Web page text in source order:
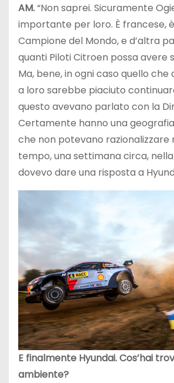
AM.“Non saprei. Sicuramente
importante per loro. È francese,
Campione del Mondo, e d’altra
quanti Piloti Citroen possa
Ma, bene, in ogni caso quello che
a loro sarebbe piaciuto
questo avevano parlato con la
Certamente hanno una
che non potevano razionalizzare
tempo, una settimana circa,
dovevo dare una risposta a
E finalmente Hyundai. Cos’hai
ambiente?